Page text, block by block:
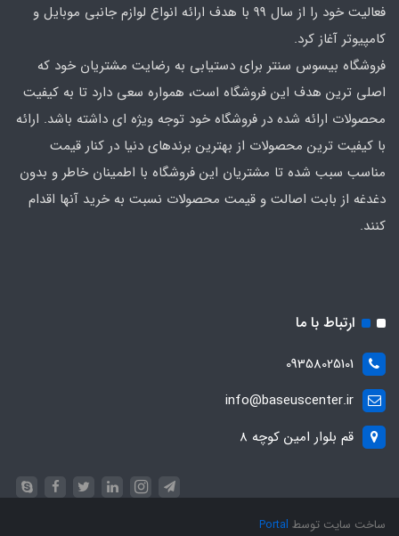
فعالیت خود را از سال 99 با هدف ارائه انواع لوازم جانبی موبایل و
کامپیوتر آغاز کرد.
فروشگاه بیسوس سنتر برای دستیابی به رضایت مشتریان خود که
اصلی‌ ترین هدف این فروشگاه است، همواره سعی دارد تا به کیفیت
محصولات ارائه شده در فروشگاه خود توجه ویژه ای داشته باشد. ارائه
با کیفیت‌ ترین محصولات از بهترین برندهای دنیا در کنار قیمت
مناسب سبب شده تا مشتریان این فروشگاه با اطمینان خاطر و بدون
دغدغه از بابت اصالت و قیمت محصولات نسبت به خرید آنها اقدام
کنند.
ارتباط با ما
09358025101
info@baseuscenter.ir
قم بلوار امین کوچه 8
ساخت سایت توسط Portal